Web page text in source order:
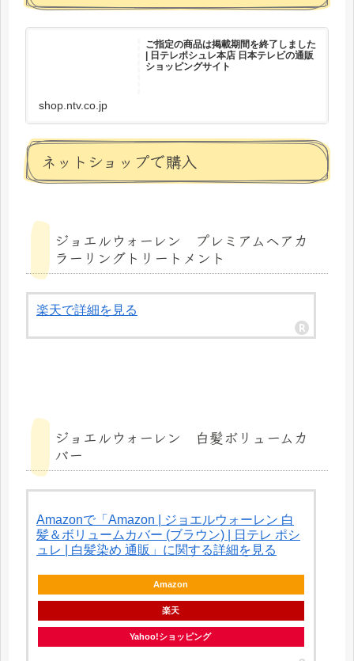
ご指定の商品は掲載期間を終了しました
| 日テレポシュレ本店 日本テレビの通販
ショッピングサイト
shop.ntv.co.jp
ネットショップで購入
ジョエルウォーレン プレミアムヘアカ
ラーリングトリートメント
楽天で詳細を見る
ジョエルウォーレン 白髪ボリュームカ
バー
Amazonで「Amazon | ジョエルウォーレン 白
髪＆ボリュームカバー (ブラウン) | 日テレ ポシ
ュレ | 白髪染め 通販」に関する詳細を見る
Amazon
楽天
Yahoo!ショッピング